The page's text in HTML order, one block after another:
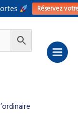
Réservez